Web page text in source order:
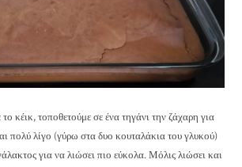
κέικ, τοποθετούμε σε ένα τηγάνι την ζάχαρη για
πολύ λίγο (γύρω στα δυο κουταλάκια του γλυκού)
για να λιώσει πιο εύκολα. Μόλις λιώσει και